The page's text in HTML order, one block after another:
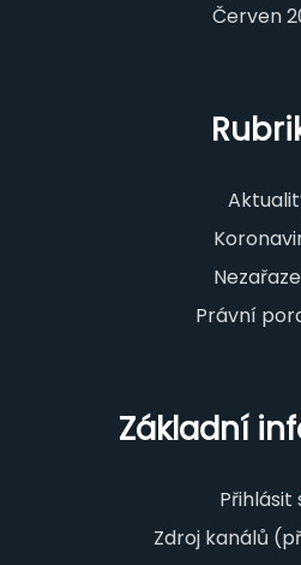
Červen
Právní
Základní
Přihlásit
Zdroj kanálů